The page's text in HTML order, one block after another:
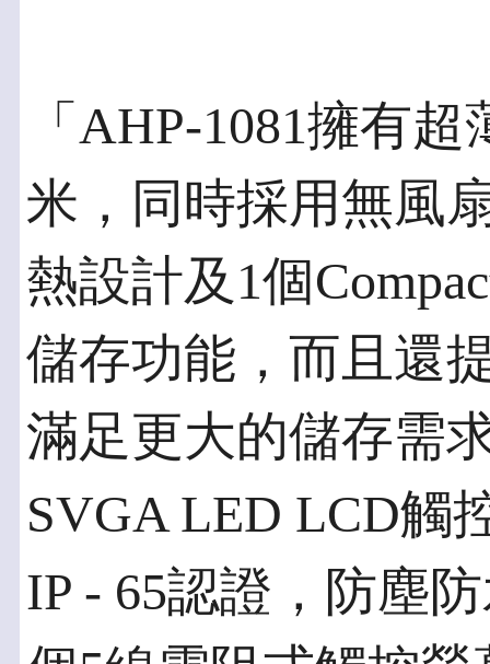
「AHP-1081擁有
米，同時採用無風
熱設計及1個
儲存功能，而且還
滿足更大的儲存需
SVGA LED LCD觸
IP - 65認證，防塵